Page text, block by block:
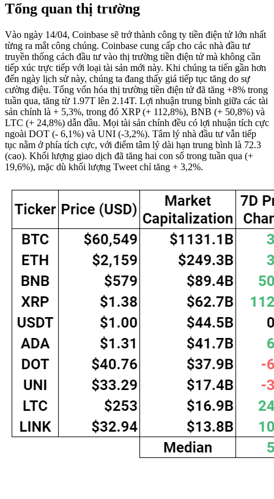
Tổng quan thị trường
Vào ngày 14/04, Coinbase sẽ trở thành công ty tiền điện tử lớn nhất
từng ra mắt công chúng. Coinbase cung cấp cho các nhà đầu tư
truyền thống cách đầu tư vào thị trường tiền điện tử mà không cần
tiếp xúc trực tiếp với loại tài sản mới này. Khi chúng ta tiến gần hơn
đến ngày lịch sử này, chúng ta đang thấy giá tiếp tục tăng do sự
cường điệu. Tổng vốn hóa thị trường tiền điện tử đã tăng +8% trong
tuần qua, tăng từ 1.97T lên 2.14T. Lợi nhuận trung bình giữa các tài
sản chính là + 5,3%, trong đó XRP (+ 112,8%), BNB (+ 50,8%) và
LTC (+ 24,8%) dẫn đầu. Mọi tài sản chính đều có lợi nhuận tích cực
ngoài DOT (- 6,1%) và UNI (-3,2%). Tâm lý nhà đầu tư vẫn tiếp
tục nằm ở phía tích cực, với điểm tâm lý dài hạn trung bình là 72.3
(cao). Khối lượng giao dịch đã tăng hai con số trong tuần qua (+
19,6%), mặc dù khối lượng Tweet chỉ tăng + 3,2%.